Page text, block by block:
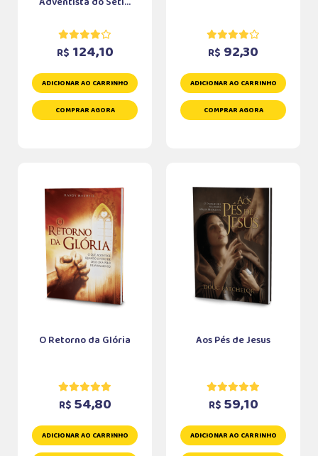
R$ 124,10
ADICIONAR AO CARRINHO
COMPRAR AGORA
R$ 92,30
ADICIONAR AO CARRINHO
COMPRAR AGORA
O Retorno da Glória
R$ 54,80
ADICIONAR AO CARRINHO
Aos Pés de Jesus
R$ 59,10
ADICIONAR AO CARRINHO